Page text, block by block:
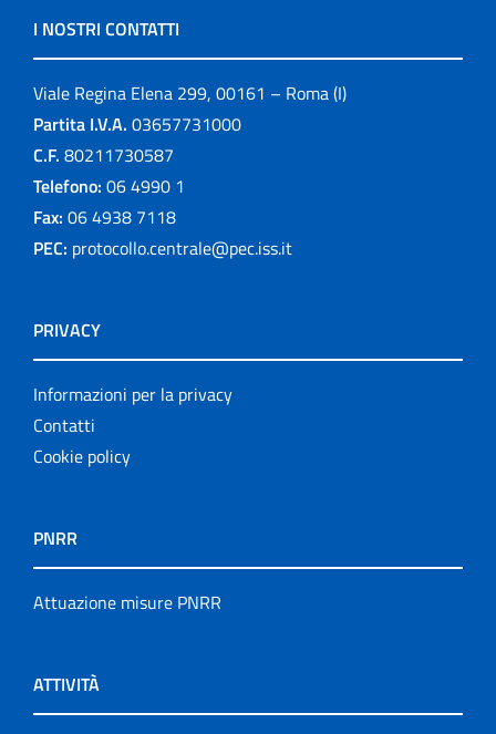
I NOSTRI CONTATTI
Viale Regina Elena 299, 00161 – Roma (I)
Partita I.V.A. 03657731000
C.F. 80211730587
Telefono: 06 4990 1
Fax: 06 4938 7118
PEC: protocollo.centrale@pec.iss.it
PRIVACY
Informazioni per la privacy
Contatti
Cookie policy
PNRR
Attuazione misure PNRR
ATTIVITÀ